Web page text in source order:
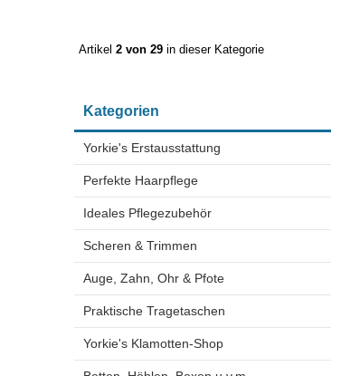
Artikel 2 von 29 in dieser Kategorie
Kategorien
Yorkie's Erstausstattung
Perfekte Haarpflege
Ideales Pflegezubehör
Scheren & Trimmen
Auge, Zahn, Ohr & Pfote
Praktische Tragetaschen
Yorkie's Klamotten-Shop